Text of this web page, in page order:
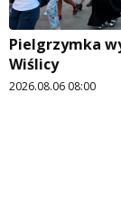
Pielgrzymka
Wiślicy
2026.08.06 08:00